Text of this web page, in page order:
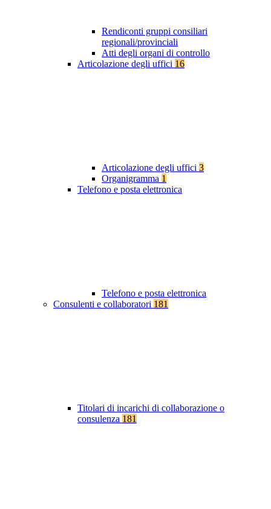
Rendiconti gruppi consiliari
regionali/provinciali
Atti degli organi di controllo
Articolazione degli uffici 16
Articolazione degli uffici 3
Organigramma 1
Telefono e posta elettronica
Telefono e posta elettronica
Consulenti e collaboratori 181
Titolari di incarichi di collaborazione o
consulenza 181